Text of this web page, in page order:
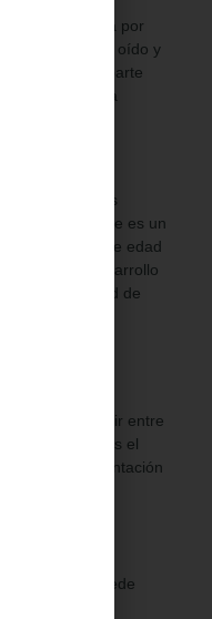
es realizada por
en cirugía del oído y
la parte
paciente, para
coclear.
operados
oídos. Este es un
en pacientes de edad
adecuado desarrollo
en su calidad de
ideal intervenir entre
mayor es el
la implantación
acto o
tras el
coclear se puede